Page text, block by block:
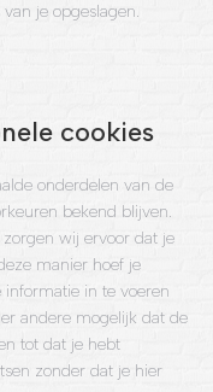
je opgeslagen.
cookies
onderdelen van de
bekend blijven.
wij ervoor dat je
manier hoef je
in te voeren
andere mogelijk dat de
tot dat je hebt
zonder dat je hier